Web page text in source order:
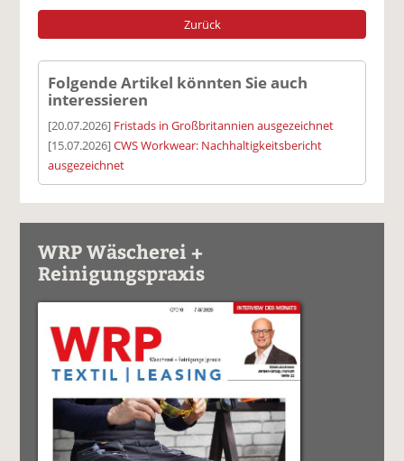
Zurück
Folgende Artikel könnten Sie auch
interessieren
[20.07.2026] Fristads in Großbritannien ausgezeichnet
[15.07.2026]CWS Workwear: Nachhaltigkeitsbericht
ausgezeichnet
WRP Wäscherei +
Reinigungspraxis